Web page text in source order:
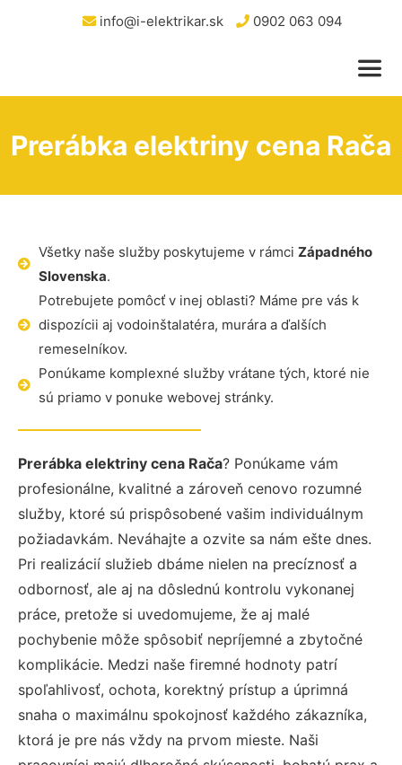
info@i-elektrikar.sk 0902 063 094
Prerábka elektriny cena Rača
Všetky naše služby poskytujeme v rámci Západného
Slovenska.
Potrebujete pomôcť v inej oblasti? Máme pre vás k
dispozícii aj vodoinštalatéra, murára a ďalších
remeselníkov.
Ponúkame komplexné služby vrátane tých, ktoré nie
sú priamo v ponuke webovej stránky.
Prerábka elektriny cena Rača? Ponúkame vám
profesionálne, kvalitné a zároveň cenovo rozumné
služby, ktoré sú prispôsobené vašim individuálnym
požiadavkám. Neváhajte a ozvite sa nám ešte dnes.
Pri realizácií služieb dbáme nielen na precíznosť a
odbornosť, ale aj na dôslednú kontrolu vykonanej
práce, pretože si uvedomujeme, že aj malé
pochybenie môže spôsobiť nepríjemné a zbytočné
komplikácie. Medzi naše firemné hodnoty patrí
spoľahlivosť, ochota, korektný prístup a úprimná
snaha o maximálnu spokojnosť každého zákazníka,
ktorá je pre nás vždy na prvom mieste. Naši